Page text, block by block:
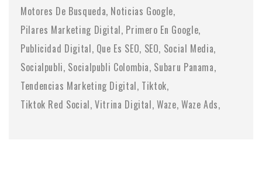
Motores De Busqueda Noticias Google
Pilares Marketing Digital Primero En Google
Publicidad Digital Que Es SEO SEO Social Media
Socialpubli Socialpubli Colombia Subaru Panama
Tendencias Marketing Digital Tiktok
Tiktok Red Social Vitrina Digital Waze Waze Ads